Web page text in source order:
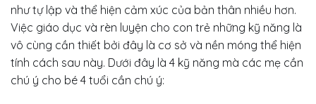
như tự lập và thể hiện cảm xúc của bản thân nhiều hơn.
Việc giáo dục và rèn luyện cho con trẻ những kỹ năng là
vô cùng cần thiết bởi đây là cơ sở và nền móng thể hiện
tính cách sau này. Dưới đây là 4 kỹ năng mà các mẹ cần
chú ý cho bé 4 tuổi cần chú ý: